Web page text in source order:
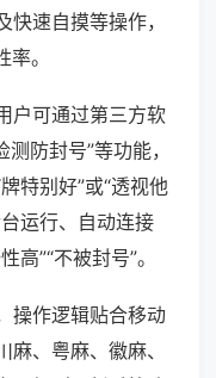
速自摸等操作，
。
户可通过第三方软
防封号”等功能，
特别好”或“透视他
运行、自动连接
”“不被封号”。
操作逻辑贴合移动
、粤麻、徽麻、